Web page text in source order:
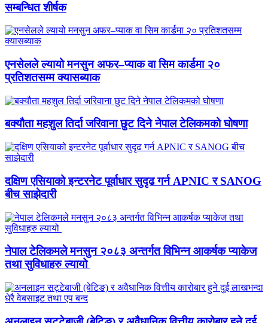
सम्बन्धित शीर्षक
एनसेलले ल्यायो मनसुन अफर–प्याक वा सिम कार्डमा २०
प्रतिशतसम्म क्यासब्याक
बक्यौता महशुल तिर्दा जरिवाना छुट दिने नेपाल टेलिकमको घोषणा
दक्षिण एसियाको इन्टरनेट पूर्वाधार सुदृढ गर्न APNIC र SANOG
बीच साझेदारी
नेपाल टेलिकमले मनसुन २०८३ अन्तर्गत विभिन्न आकर्षक प्याकेज
तथा सुविधाहरु ल्यायो